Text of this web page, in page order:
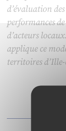
d’évaluation des
performances de
d’acteurs
applique ce
territoires